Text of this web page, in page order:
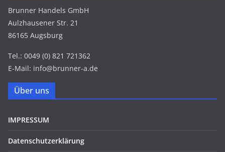
Brunner Handels GmbH
Aulzhausener Str. 21
86165 Augsburg
Tel.: 0049 (0) 821 721362
E-Mail: info@brunner-a.de
Über uns
IMPRESSUM
Datenschutzerklärung